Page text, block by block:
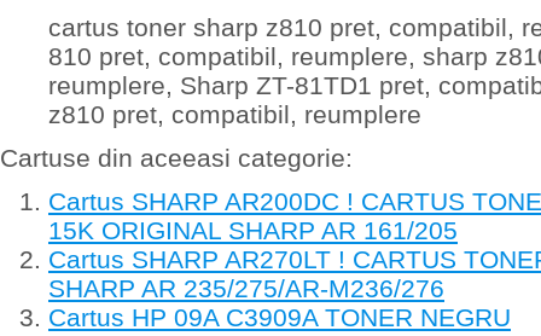
cartus toner sharp z810 pret, compatibil,
810 pret, compatibil, reumplere, sharp
reumplere, Sharp ZT-81TD1 pret,
z810 pret, compatibil, reumplere
Cartuse din aceeasi categorie:
Cartus SHARP AR200DC ! CARTUS
15K ORIGINAL SHARP AR 161/205
Cartus SHARP AR270LT ! CARTUS
SHARP AR 235/275/AR-M236/276
Cartus HP 09A C3909A TONER NEGRU